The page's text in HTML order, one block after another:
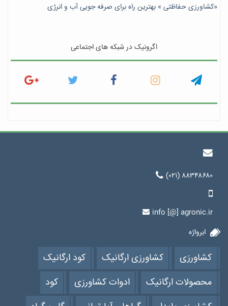
«کشاورزی حفاظتی » بهترین راه برای صرفه جویی آب و انرژی
اگرونیک در شبکه های اجتماعی
(۰۲۱) ۸۸۳۴۸۶۸۰
info [@] agronic.ir
ابرواژه
کشاورزی کشاورزی ارگانیک
کود ارگانیک
محصولات ارگانیک
ادوات کشاورزی
کود